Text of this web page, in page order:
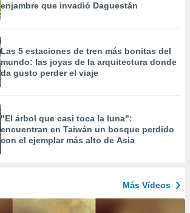
enjambre que invadió Daguestán
Las 5 estaciones de tren más bonitas del
mundo: las joyas de la arquitectura donde
da gusto perder el viaje
"El árbol que casi toca la luna":
encuentran en Taiwán un bosque perdido
con el ejemplar más alto de Asia
Más Vídeos